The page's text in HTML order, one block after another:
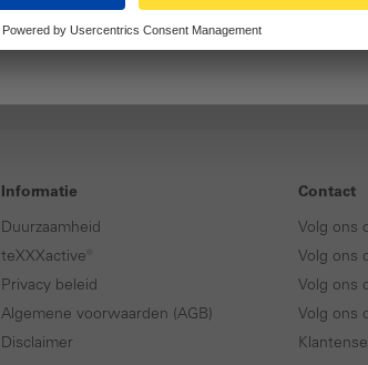
Eenvoudig retourneren
Gratis en eenvoudige
Informatie
Duurzaamheid
teXXXactive®
Privacy beleid
Algemene voorwaarden (AGB)
Disclaimer
Contact
Volg ons
Volg ons
Volg ons
Volg ons